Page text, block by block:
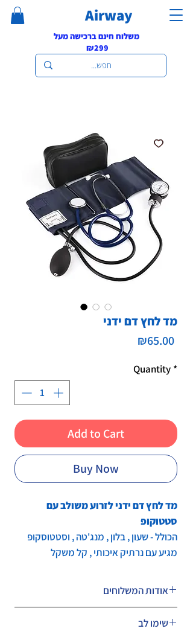
Airway
משלוח חינם ברכישה מעל
₪299
מד לחץ דם ידני
₪65.00Price
Quantity *
Add to Cart
Buy Now
מד לחץ דם ידני לזרוע משולב עם
סטטוקופ
הכולל - שעון , בלון , מנג'טה , וסטטוסקופ
מגיע עם נרתיק איכותי , קל משקל
אודות המשלוחים
שימו לב